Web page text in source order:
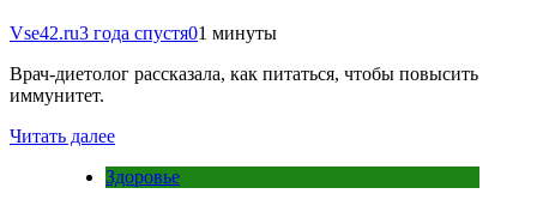
Vse42.ru3 года спустя01 минуты
Врач-диетолог рассказала, как питаться, чтобы повысить
иммунитет.
Читать далее
Здоровье